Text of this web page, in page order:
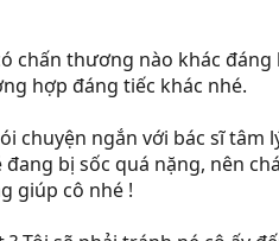
chấn thương nào khác
hợp đáng tiếc khác nhé.
chuyện ngắn với bác sĩ tâm
bị sốc quá nặng, nên
giúp cô nhé !